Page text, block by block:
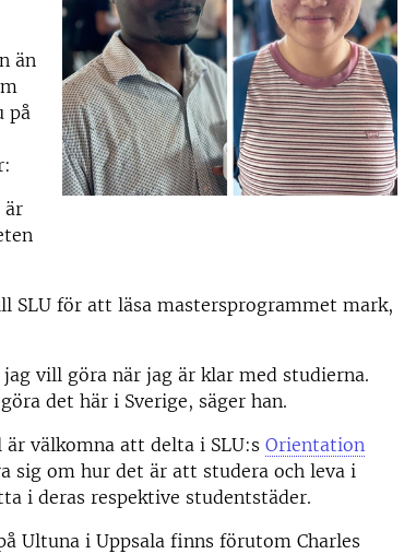
än
på
är
SLU för att läsa mastersprogrammet mark,
vill göra när jag är klar med studierna.
det här i Sverige, säger han.
välkomna att delta i SLU:s Orientation
sig om hur det är att studera och leva i
i deras respektive studentstäder.
Ultuna i Uppsala finns förutom Charles